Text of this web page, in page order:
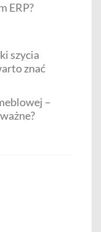
ERP?
szycia
znać
–